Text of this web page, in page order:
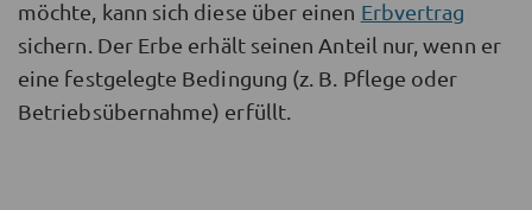
möchte, kann sich diese über einen Erbvertrag
sichern. Der Erbe erhält seinen Anteil nur, wenn er
eine festgelegte Bedingung (z. B. Pflege oder
Betriebsübernahme) erfüllt.